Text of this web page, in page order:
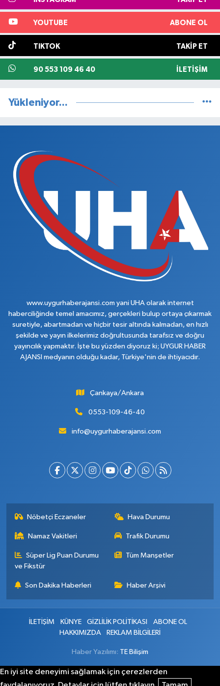
YOUTUBE ABONE OL
TIKTOK TAKIP ET
90 553 109 46 40 İLETIŞIM
Yükleniyor...
www.uygurhaberajansi.com yani UHA olarak internet
haberciliğinde temel amacımız, gerçekleri bulup ortaya çıkarmak
suretiyle, abartmadan ve hiçbir tesir altında kalmadan, en hızlı
şekilde ve yayın ilkelerimiz doğrultusunda tarafsız ve doğru
yayıncılık yapmaktır. İşte bu yüzden diyoruz ki; UYGUR HABER
AJANSI medyanın olduğu kadar, Türkiye'nin de ihtiyacıdır.
Çankaya/Ankara
0553-109-46-40
info@uygurhaberajansi.com
Nöbetçi Eczaneler Hava Durumu
Namaz Vakitleri Trafik Durumu
Süper Lig Puan Durumu
ve Fikstür
Tüm Manşetler
Son Dakika Haberleri Haber Arşivi
İLETİŞİM KÜNYE GİZLİLİK POLİTİKASI
ABONE OL
HAKKIMIZDA
REKLAM BİLGİLERİ
Haber Yazılımı: TE Bilişim
En iyi site deneyimi sağlamak için çerezlerden